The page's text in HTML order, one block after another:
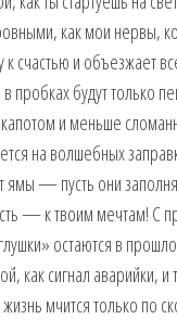
как мои нервы,
счастью и объезжает
пробках будут только
и меньше
на волшебных
ямы — пусть они
— к твоим мечтам! С
остаются в
как сигнал аварийки,
мчится только по